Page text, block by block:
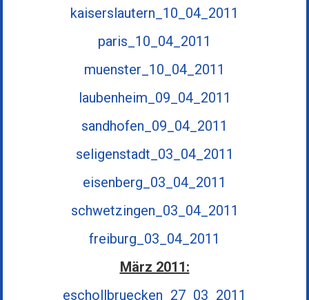
kaiserslautern_10_04_2011
paris_10_04_2011
muenster_10_04_2011
laubenheim_09_04_2011
sandhofen_09_04_2011
seligenstadt_03_04_2011
eisenberg_03_04_2011
schwetzingen_03_04_2011
freiburg_03_04_2011
März 2011:
eschollbruecken_27_03_2011